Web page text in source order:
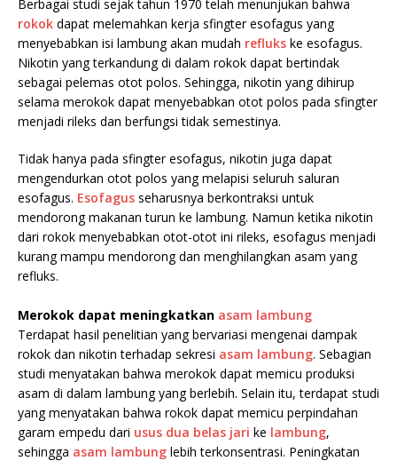
Berbagai studi sejak tahun 1970 telah menunjukan bahwa
rokok dapat melemahkan kerja sfingter esofagus yang
menyebabkan isi lambung akan mudah refluks ke esofagus.
Nikotin yang terkandung di dalam rokok dapat bertindak
sebagai pelemas otot polos. Sehingga, nikotin yang dihirup
selama merokok dapat menyebabkan otot polos pada sfingter
menjadi rileks dan berfungsi tidak semestinya.
Tidak hanya pada sfingter esofagus, nikotin juga dapat
mengendurkan otot polos yang melapisi seluruh saluran
esofagus. Esofagus seharusnya berkontraksi untuk
mendorong makanan turun ke lambung. Namun ketika nikotin
dari rokok menyebabkan otot-otot ini rileks, esofagus menjadi
kurang mampu mendorong dan menghilangkan asam yang
refluks.
Merokok dapat meningkatkan asam lambung
Terdapat hasil penelitian yang bervariasi mengenai dampak
rokok dan nikotin terhadap sekresi asam lambung. Sebagian
studi menyatakan bahwa merokok dapat memicu produksi
asam di dalam lambung yang berlebih. Selain itu, terdapat studi
yang menyatakan bahwa rokok dapat memicu perpindahan
garam empedu dari usus dua belas jari ke lambung,
sehingga asam lambung lebih terkonsentrasi. Peningkatan